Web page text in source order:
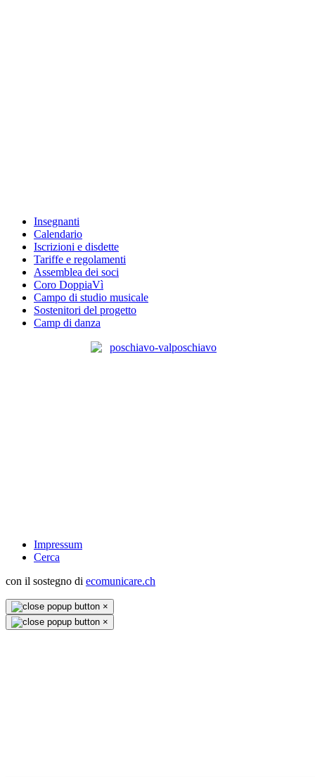
Insegnanti
Calendario
Iscrizioni e disdette
Tariffe e regolamenti
Assemblea dei soci
Coro DoppiaVì
Campo di studio musicale
Sostenitori del progetto
Camp di danza
Impressum
Cerca
con il sostegno di ecomunicare.ch
×
×